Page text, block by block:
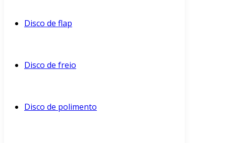
Disco de flap
Disco de freio
Disco de polimento